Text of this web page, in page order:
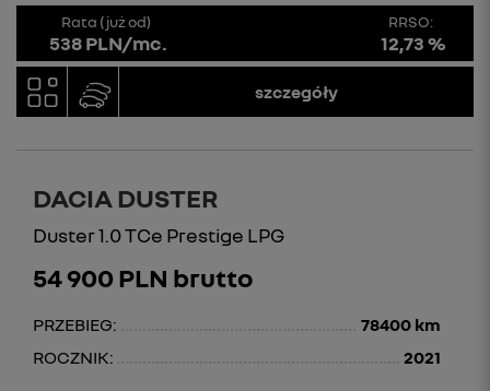
Rata (już od)
538 PLN/mc.
RRSO:
12,73 %
szczegóły
DACIA DUSTER
Duster 1.0 TCe Prestige LPG
54 900 PLN brutto
PRZEBIEG:
78400 km
ROCZNIK:
2021